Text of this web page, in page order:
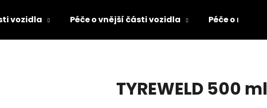
vozidla Péče o vnější části vozidla Péče o motor
TYREWELD 500 ml
HLEDAT